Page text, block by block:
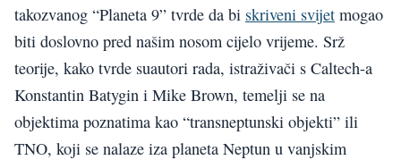
takozvanog “Planeta 9” tvrde da bi skriveni svijet mogao
biti doslovno pred našim nosom cijelo vrijeme. Srž
teorije, kako tvrde suautori rada, istraživači s Caltech-a
Konstantin Batygin i Mike Brown, temelji se na
objektima poznatima kao “transneptunski objekti” ili
TNO, koji se nalaze iza planeta Neptun u vanjskim